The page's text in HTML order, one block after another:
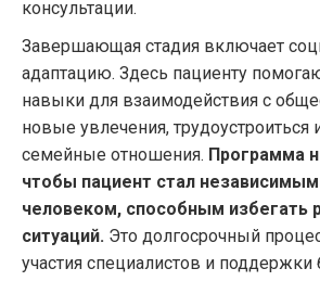
консультации.
Завершающая стадия включает
адаптацию. Здесь пациенту
навыки для взаимодействия с
новые увлечения, трудоустроиться
семейные отношения. Программа
чтобы пациент стал
человеком, способным избегать
ситуаций. Это долгосрочный
участия специалистов и поддержки